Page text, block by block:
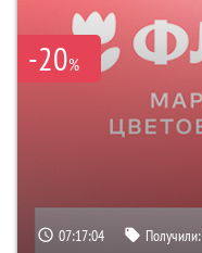
-20%
07:17:03 Получили: